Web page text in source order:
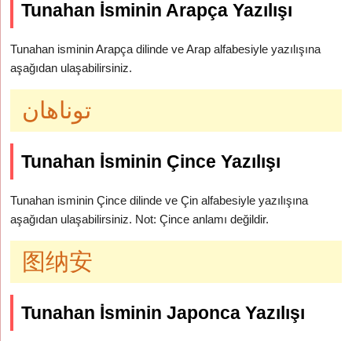
Tunahan İsminin Arapça Yazılışı
Tunahan isminin Arapça dilinde ve Arap alfabesiyle yazılışına
aşağıdan ulaşabilirsiniz.
توناهان
Tunahan İsminin Çince Yazılışı
Tunahan isminin Çince dilinde ve Çin alfabesiyle yazılışına
aşağıdan ulaşabilirsiniz. Not: Çince anlamı değildir.
图纳安
Tunahan İsminin Japonca Yazılışı